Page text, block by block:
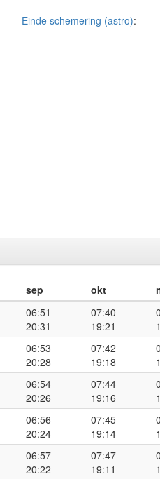
Einde schemering (astro): --
sep okt
06:51
20:31
07:40
19:21
06:53
20:28
07:42
19:18
06:54
20:26
07:44
19:16
06:56
20:24
07:45
19:14
06:57
20:22
07:47
19:11